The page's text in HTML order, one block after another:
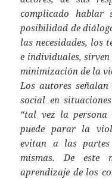
complicado hablar
posibilidad de
las necesidades, los
e individuales,
minimización de la
Los autores
social en
“tal vez la
puede parar la
evitan a las
mismas. De este
aprendizaje de los